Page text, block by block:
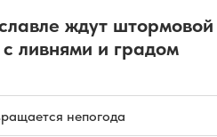
ждут штормовой
с ливнями и градом
непогода